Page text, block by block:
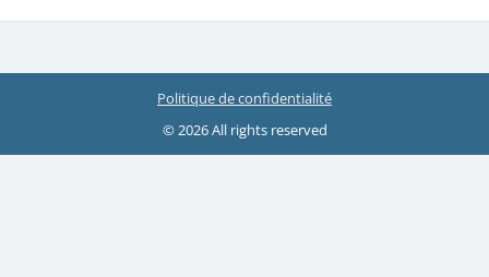
Politique de confidentialité
© 2026 All rights reserved